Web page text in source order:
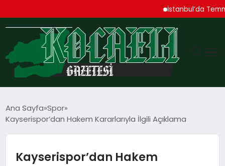
İstanbul’da Temmuz
TEKNOLOJI
EKONOMI
Ana Sayfa Spor
Kayserispor’dan Hakem Kararlarıyla İlgili Açıklama
Kayserispor’dan Hakem